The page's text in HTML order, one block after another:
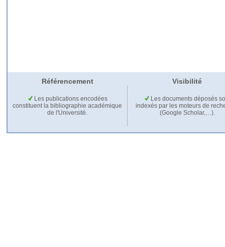
Référencement Visibilité
Les publications encodées
constituent la bibliographie académique
de l'Université.
Les documents déposés
indexés par les moteurs de
(Google Scholar,…).